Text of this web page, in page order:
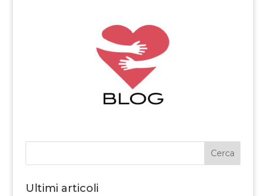
Cerca
Ultimi articoli